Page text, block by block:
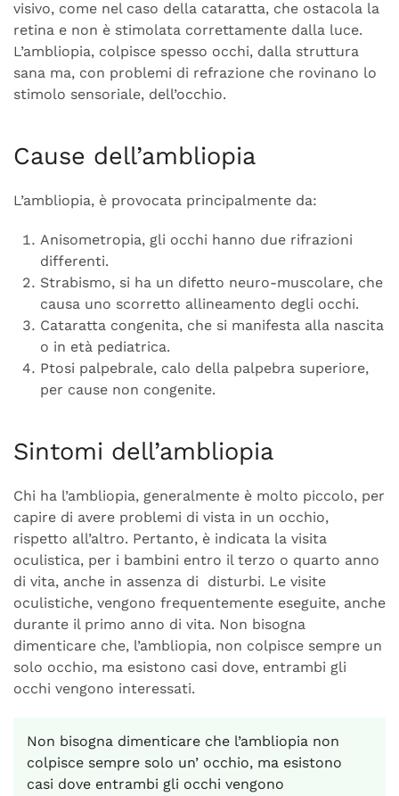
visivo, come nel caso della cataratta, che ostacola la
retina e non è stimolata correttamente dalla luce.
L’ambliopia, colpisce spesso occhi, dalla struttura
sana ma, con problemi di refrazione che rovinano lo
stimolo sensoriale, dell’occhio.
Cause dell’ambliopia
L’ambliopia, è provocata principalmente da:
Anisometropia, gli occhi hanno due rifrazioni
differenti.
Strabismo, si ha un difetto neuro-muscolare, che
causa uno scorretto allineamento degli occhi.
Cataratta congenita, che si manifesta alla nascita
o in età pediatrica.
Ptosi palpebrale, calo della palpebra superiore,
per cause non congenite.
Sintomi dell’ambliopia
Chi ha l’ambliopia, generalmente è molto piccolo, per
capire di avere problemi di vista in un occhio,
rispetto all’altro. Pertanto, è indicata la visita
oculistica, per i bambini entro il terzo o quarto anno
di vita, anche in assenza di disturbi. Le visite
oculistiche, vengono frequentemente eseguite, anche
durante il primo anno di vita. Non bisogna
dimenticare che, l’ambliopia, non colpisce sempre un
solo occhio, ma esistono casi dove, entrambi gli
occhi vengono interessati.
Non bisogna dimenticare che l’ambliopia non
colpisce sempre solo un’ occhio, ma esistono
casi dove entrambi gli occhi vengono